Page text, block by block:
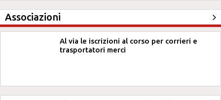
Associazioni
Al via le iscrizioni al corso per corrieri e
trasportatori merci